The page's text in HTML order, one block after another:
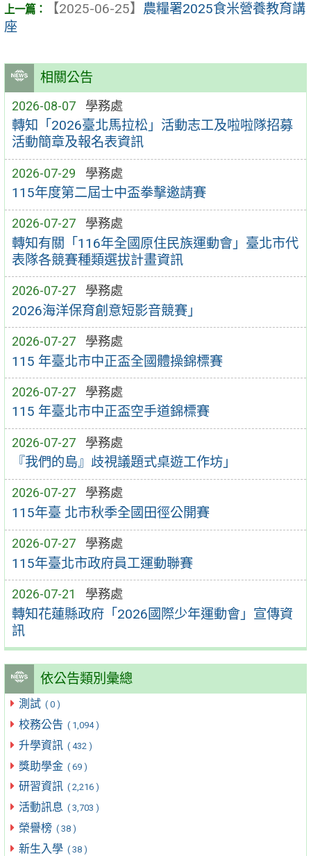
相關公告
2026-08-07 學務處
轉知「2026臺北馬拉松」活動志工及啦啦隊招募
活動簡章及報名表資訊
2026-07-29 學務處
115年度第二屆士中盃拳擊邀請賽
2026-07-27 學務處
轉知有關「116年全國原住民族運動會」臺北市代
表隊各競賽種類選拔計畫資訊
2026-07-27 學務處
2026海洋保育創意短影音競賽」
2026-07-27 學務處
115 年臺北市中正盃全國體操錦標賽
2026-07-27 學務處
115 年臺北市中正盃空手道錦標賽
2026-07-27 學務處
『我們的島』歧視議題式桌遊工作坊」
2026-07-27 學務處
115年臺 北市秋季全國田徑公開賽
2026-07-27 學務處
115年臺北市政府員工運動聯賽
2026-07-21 學務處
轉知花蓮縣政府「2026國際少年運動會」宣傳資
訊
依公告類別彙總
測試 ( 0 )
校務公告 ( 1,094 )
升學資訊 ( 432 )
獎助學金 ( 69 )
研習資訊 ( 2,216 )
活動訊息 ( 3,703 )
榮譽榜 ( 38 )
新生入學 ( 38 )
【2025-06-25】 農糧署2025食米營養教育講
座